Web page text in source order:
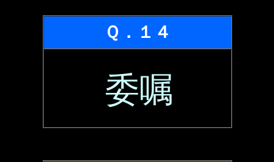
Ｑ．１４
委嘱